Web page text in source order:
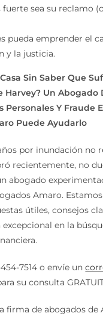
fuerte sea su reclamo
pueda emprender el
y la justicia.
Sin Saber Que
Harvey? Un Abogado
Personales Y Fraude
Puede Ayudarlo
por inundación no
recientemente, no
abogado
Amaro.
útiles, consejos
en la
7514 o envíe un
su consulta
firma de abogados de